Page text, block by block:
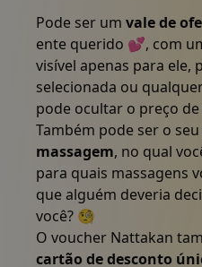
Contactar-
Cupões
Pode ser um vale de
ente querido 💕, com
visível apenas para ele,
selecionada ou qualquer
pode ocultar o preço
Também pode ser o
massagem, no qual
para quais massagens
que alguém deveria
você? 🧐
O voucher Nattakan
cartão de desconto